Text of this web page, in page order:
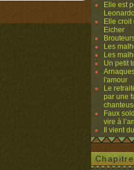
Elle est
Elle
Eicher
Les
Les
Un petit
l'amour
Le
par une
Faux
vire à
Il vient